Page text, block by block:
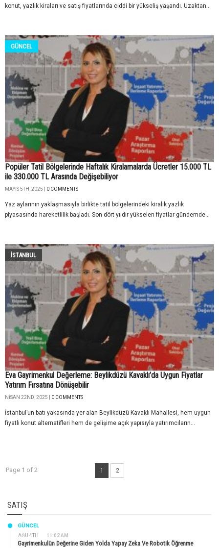
konut, yazlık kiraları ve satış fiyatlarında ciddi bir yükseliş yaşandı. Uzaktan...
GÜNCEL
Popüler Tatil Bölgelerinde Haftalık Kiralamalarda Ücretler 15.000 TL
ile 330.000 TL Arasında Değişebiliyor
MAYIS 5TH, 2025 | 0 COMMENTS
Yaz aylarının yaklaşmasıyla birlikte tatil bölgelerindeki kiralık yazlık
piyasasında hareketlilik başladı. Son dört yıldır yükselen fiyatlar gündemde...
İSTANBUL
Eva Gayrimenkul Değerleme: Beylikdüzü Kavaklı’da Uygun Fiyatlar
Yatırım Fırsatına Dönüşebilir
NISAN 22ND, 2025 | 0 COMMENTS
İstanbul’un batı yakasında yer alan Beylikdüzü Kavaklı Mahallesi, hem uygun
fiyatlı konut alternatifleri hem de gelişime açık yapısıyla yatırımcıların...
Page 1 of 2 1 2
SATIŞ
AĞU 4TH 11:02 AM
GÜNCEL
Gayrimenkulün Değerine Giden Yolda Yapay Zeka Ve Robotik Öğrenme